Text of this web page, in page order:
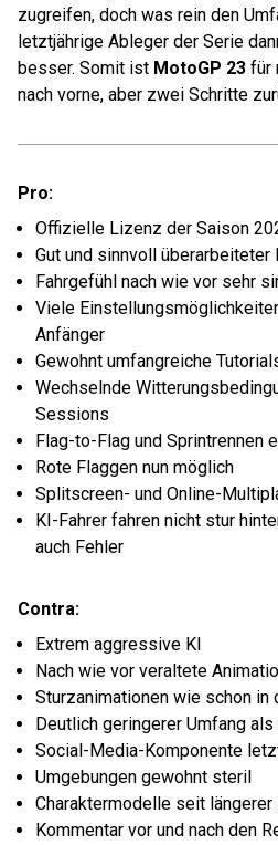
zugreifen, doch was rein den
letztjährige Ableger der Serie
besser. Somit ist MotoGP 23 für
nach vorne, aber zwei Schritte
Pro:
Offizielle Lizenz der Saison
Gut und sinnvoll überarbeiteter
Fahrgefühl nach wie vor sehr
Viele
Anfänger
Gewohnt umfangreiche
Wechselnde
Sessions
Flag-to-Flag und Sprintrennen
Rote Flaggen nun möglich
Splitscreen- und Online-
KI-Fahrer fahren nicht stur
auch Fehler
Contra:
Extrem aggressive KI
Nach wie vor veraltete
Sturzanimationen wie schon in
Deutlich geringerer Umfang
Social-Media-Komponente
Umgebungen gewohnt steril
Charaktermodelle seit
Kommentar vor und nach den